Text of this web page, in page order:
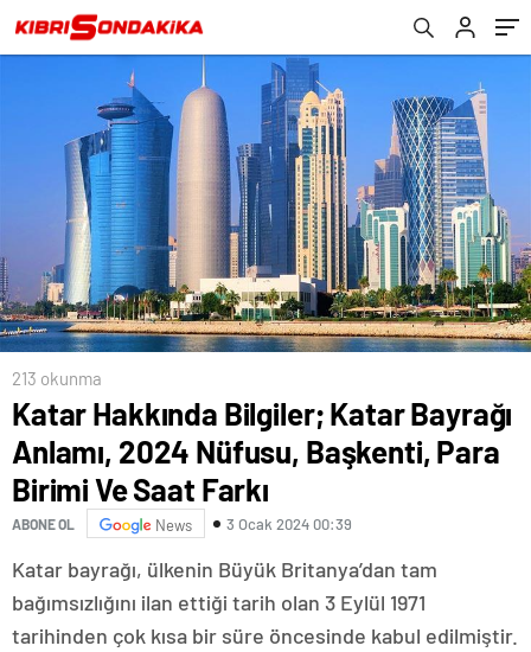
Ve Saat Farkı
213 okunma
Katar Hakkında Bilgiler; Katar Bayrağı
Anlamı, 2024 Nüfusu, Başkenti, Para
Birimi Ve Saat Farkı
ABONE OL News 3 Ocak 2024 00:39
Katar bayrağı, ülkenin Büyük Britanya’dan tam
bağımsızlığını ilan ettiği tarih olan 3 Eylül 1971
tarihinden çok kısa bir süre öncesinde kabul edilmiştir.